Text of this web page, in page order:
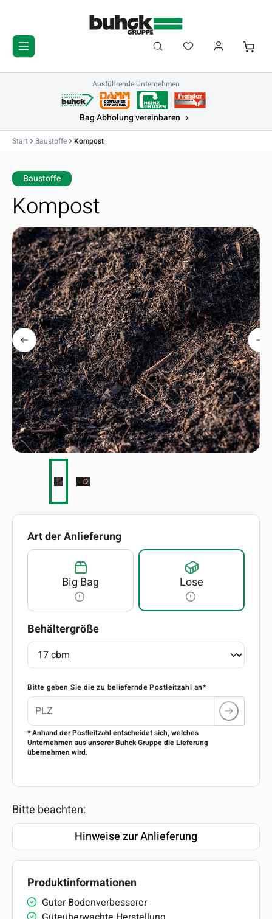
Zum Hauptinhalt springen
Du hast 0 Produkte
Ausführende Unternehmen
Bag Abholung vereinbaren
Start Baustoffe Kompost
Baustoffe
Kompost
Bildergalerie überspringen
Art der Anlieferungauswählen
Big Bag Lose
Behältergrößeauswählen
Bitte geben Sie die zu beliefernde Postleitzahl an*
* Anhand der Postleitzahl entscheidet sich, welches
Unternehmen aus unserer Buhck Gruppe die Lieferung
übernehmen wird.
Bitte beachten:
Hinweise zur Anlieferung
Produktinformationen
Guter Bodenverbesserer